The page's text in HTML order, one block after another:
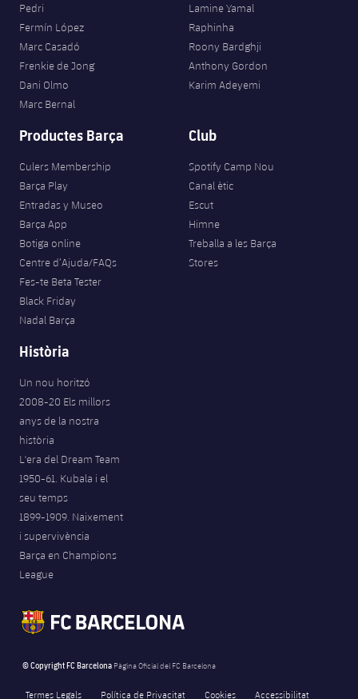
Pedri
Fermín López
Marc Casadó
Frenkie de Jong
Dani Olmo
Marc Bernal
Lamine Yamal
Raphinha
Roony Bardghji
Anthony Gordon
Karim Adeyemi
Productes Barça
Culers Membership
Barça Play
Entradas y Museo
Barça App
Botiga online
Centre d’Ajuda/FAQs
Fes-te Beta Tester
Black Friday
Nadal Barça
Club
Spotify Camp Nou
Canal ètic
Escut
Himne
Treballa a les Barça
Stores
Història
Un nou horitzó
2008-20 Els millors
anys de la nostra
història
L'era del Dream Team
1950-61. Kubala i el
seu temps
1899-1909. Naixement
i supervivència
Barça en Champions
League
© Copyright FC Barcelona Pàgina Oficial del FC Barcelona
Termes Legals Política de Privacitat Cookies Accessibilitat